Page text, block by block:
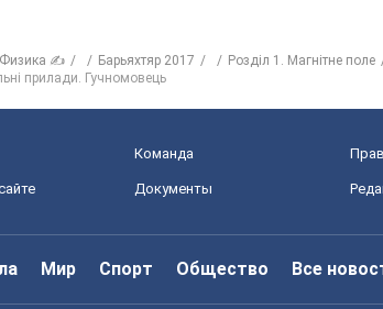
Физика ✍ Барьяхтяр 2017
Розділ 1. Магнітне поле
прилади. Гучномовець
Команда
Документы
Мир Спорт Общество Все